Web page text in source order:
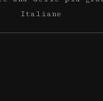
Italiane